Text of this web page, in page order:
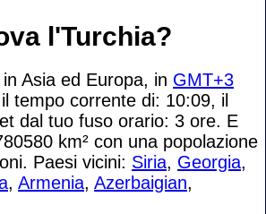
l'Turchia?
Asia ed Europa, in GMT+3
tempo corrente di: 10:09, il
dal tuo fuso orario: 3 ore. E
km² con una popolazione
Paesi vicini: Siria, Georgia,
, Armenia, Azerbaigian,